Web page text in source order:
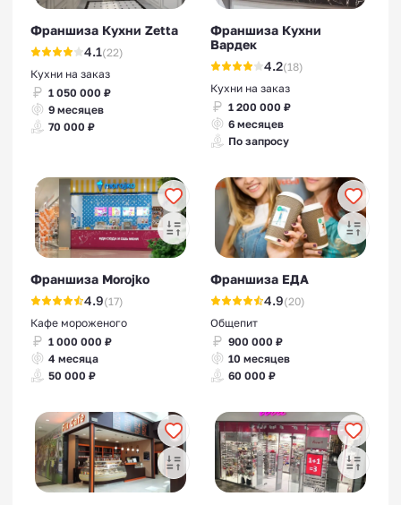
Франшиза Кухни Zetta
4.1(22)
Кухни на заказ
1 050 000 ₽
9 месяцев
70 000 ₽
Франшиза Кухни
Вардек
4.2(18)
Кухни на заказ
1 200 000 ₽
6 месяцев
По запросу
Франшиза Morojko
4.9(17)
Кафе мороженого
1 000 000 ₽
4 месяца
50 000 ₽
Франшиза ЕДА
4.9(20)
Общепит
900 000 ₽
10 месяцев
60 000 ₽